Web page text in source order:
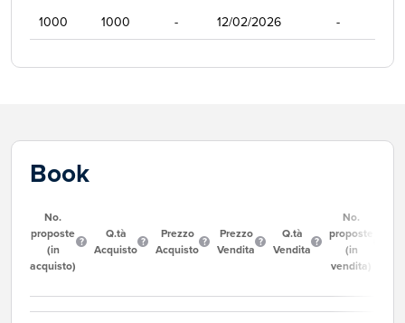
1000 1000 - 12/02/2026 -
Book
No.
proposte
(in
acquisto)
Q.tà
Acquisto
Prezzo
Acquisto
Prezzo
Vendita
Q.tà
Vendita
No.
proposte
(in
vendita)